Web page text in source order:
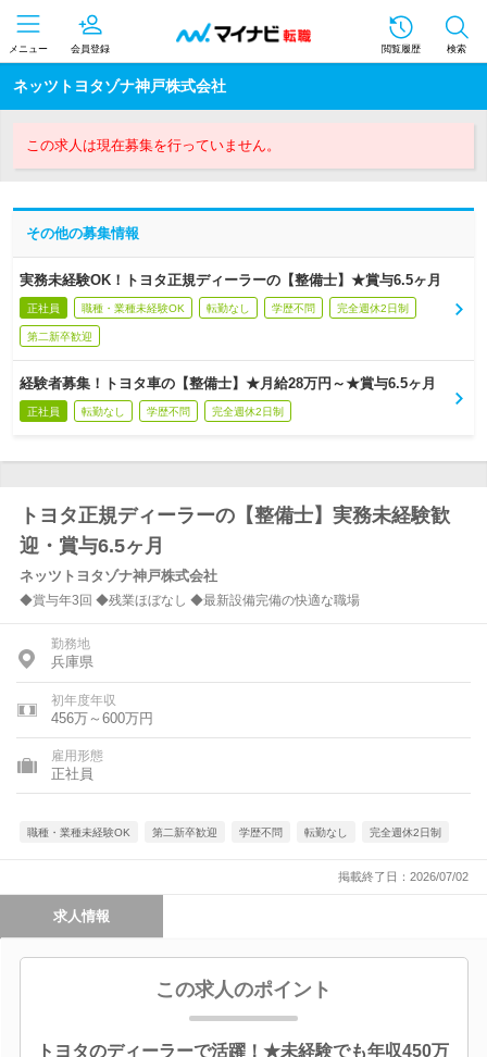
メニュー 会員登録 閲覧履歴 検索
ネッツトヨタゾナ神戸株式会社
この求人は現在募集を行っていません。
その他の募集情報
実務未経験OK！トヨタ正規ディーラーの【整備士】★賞与6.5ヶ月
正社員 職種・業種未経験OK 転勤なし 学歴不問 完全週休2日制
第二新卒歓迎
経験者募集！トヨタ車の【整備士】★月給28万円～★賞与6.5ヶ月
正社員 転勤なし 学歴不問 完全週休2日制
トヨタ正規ディーラーの【整備士】実務未経験歓
迎・賞与6.5ヶ月
ネッツトヨタゾナ神戸株式会社
◆賞与年3回 ◆残業ほぼなし ◆最新設備完備の快適な職場
勤務地
兵庫県
初年度年収
456万～600万円
雇用形態
正社員
職種・業種未経験OK 第二新卒歓迎 学歴不問 転勤なし 完全週休2日制
掲載終了日：2026/07/02
求人情報
この求人のポイント
トヨタのディーラーで活躍！★未経験でも年収450万